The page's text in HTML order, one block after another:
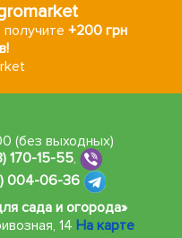
+200 грн
(без выходных)
170-15-55,
004-06-36
сада и огорода»
14 На карте